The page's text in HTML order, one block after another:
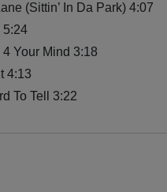
(Sittin’ In Da Park) 4:07
5:24
4 Your Mind 3:18
4:13
To Tell 3:22